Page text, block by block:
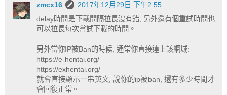
zmcx16
2017年12月29日 下午2:55
delay時間是下載間隔拉長沒有錯, 另外還有個重試時間也
可以拉長每次嘗試下載的時間。
另外當你IP被Ban的時候, 通常你直接連上該網域:
https://e-hentai.org/
https://exhentai.org/
就會直接顯示一串英文, 說你的ip被ban, 還有多少時間才
會回復正常。